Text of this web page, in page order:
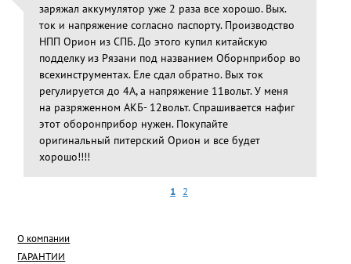
заряжал аккумулятор уже 2 раза все хорошо. Вых.
ток и напряжение согласно паспорту. Производство
НПП Орион из СПБ. До этого купил китайскую
подделку из Рязани под названием Оборнприбор во
всехинструментах. Еле сдал обратно. Вых ток
регулируется до 4А, а напряжение 11вольт. У меня
на разряженном АКБ- 12вольт. Спрашивается нафиг
этот оборонприбор нужен. Покупайте
оригинальный питерский Орион и все будет
хорошо!!!!
1 2
О компании
ГАРАНТИИ